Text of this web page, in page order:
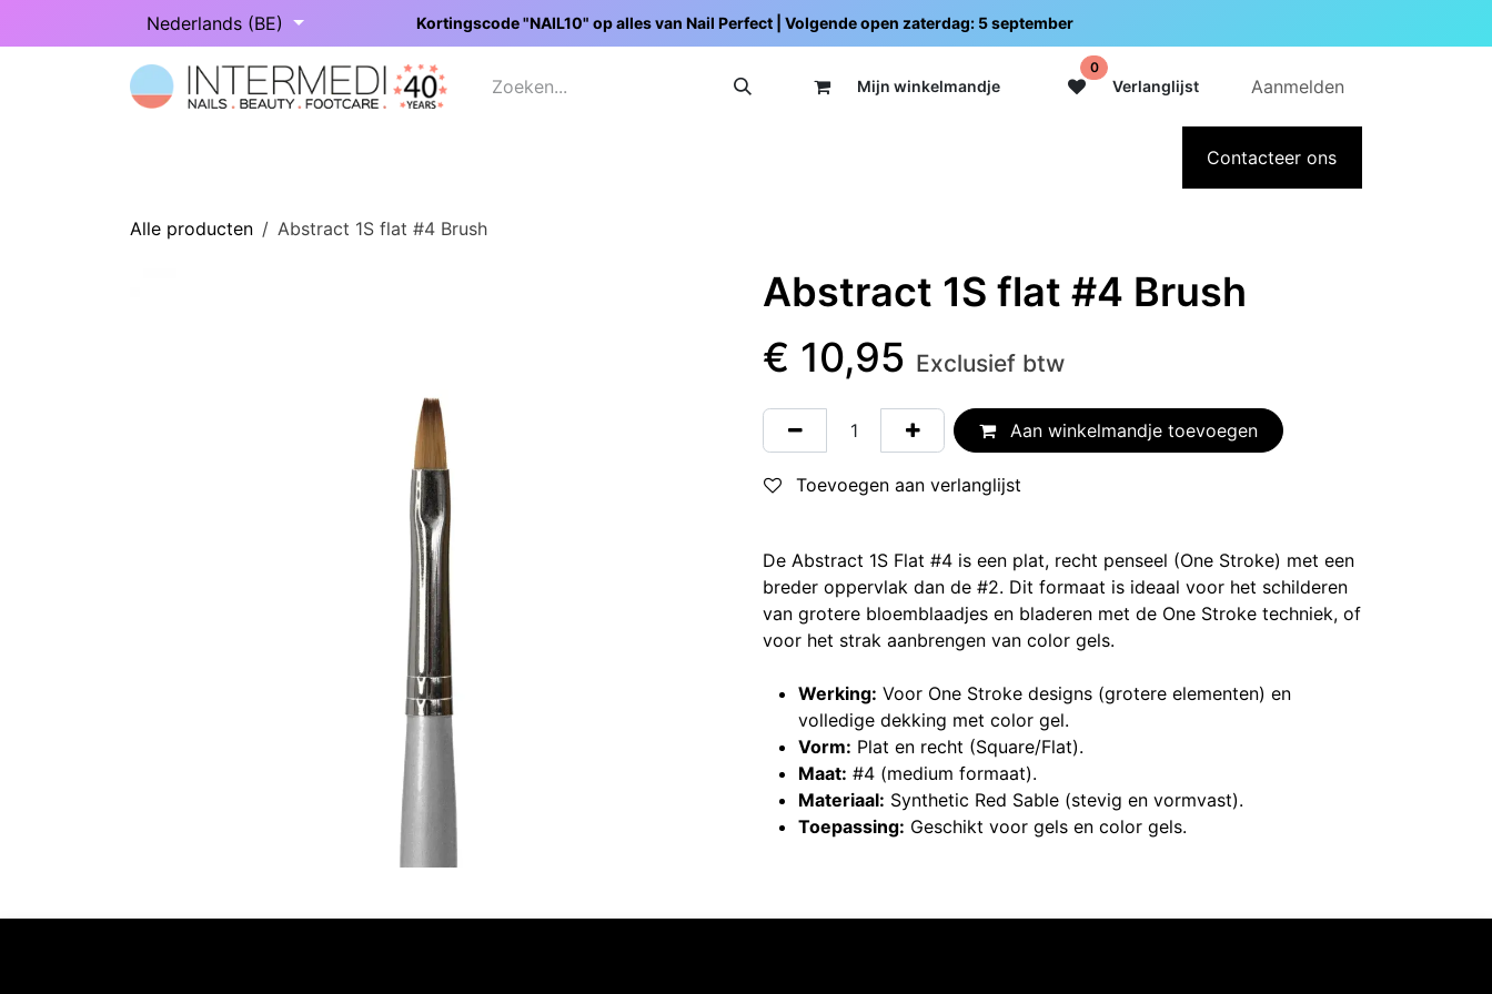
Overslaan naar inhoudNederlands (BE) Kortingscode "NAIL10" op alles van Nail Perfect | Volgende open zaterdag: 5 september
Mijn winkelmandje
0
Verlanglijst Aanmelden
Over IntermediContacteer ons
Alle producten Abstract 1S flat #4 Brush
Abstract 1S flat #4 Brush
De Abstract 1S Flat #4 is een plat, recht penseel (One Stroke) met een
breder oppervlak dan de #2. Dit formaat is ideaal voor het schilderen
van grotere bloemblaadjes en bladeren met de One Stroke techniek, of
voor het strak aanbrengen van color gels.
Werking: Voor One Stroke designs (grotere elementen) en
volledige dekking met color gel.
Vorm: Plat en recht (Square/Flat).
Maat: #4 (medium formaat).
Materiaal: Synthetic Red Sable (stevig en vormvast).
Toepassing: Geschikt voor gels en color gels.
€ 10,95 Exclusief btw
Aan winkelmandje toevoegen
Toevoegen aan verlanglijst